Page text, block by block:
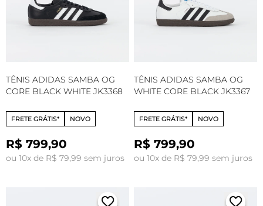
TÊNIS ADIDAS SAMBA OG
CORE BLACK WHITE JK3368
FRETE GRÁTIS* NOVO
R$ 799,90
ou 10x de R$ 79,99 sem juros
TÊNIS ADIDAS SAMBA OG
WHITE CORE BLACK JK3367
FRETE GRÁTIS* NOVO
R$ 799,90
ou 10x de R$ 79,99 sem juros